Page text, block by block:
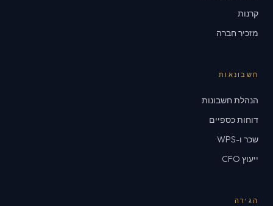
קרנות
מזכיר חברה
חשבונאות
הנהלת חשבונות
דוחות כספיים
שכר ו-WPS
ייעוץ CFO
הגירה